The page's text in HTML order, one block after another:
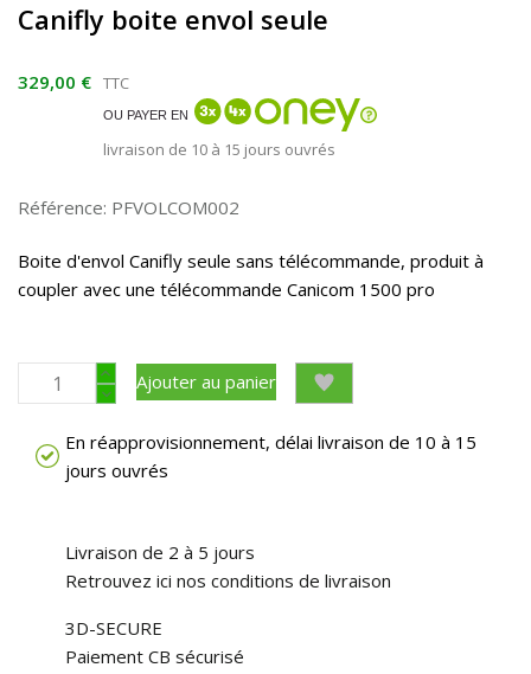
Canifly boite envol seule
329,00 € TTC
OU PAYER EN
livraison de 10 à 15 jours ouvrés
Référence: PFVOLCOM002
Boite d'envol Canifly seule sans télécommande, produit à
coupler avec une télécommande Canicom 1500 pro
Ajouter au panier
En réapprovisionnement, délai livraison de 10 à 15
jours ouvrés
Livraison de 2 à 5 jours
Retrouvez ici nos conditions de livraison
3D-SECURE
Paiement CB sécurisé